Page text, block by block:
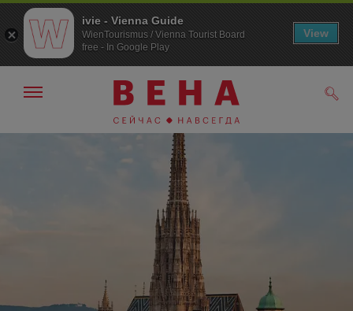
К
К
Показать/
навигации
ivie - Vienna Guide
WienTourismus / Vienna Tourist Board
free - In Google Play
View